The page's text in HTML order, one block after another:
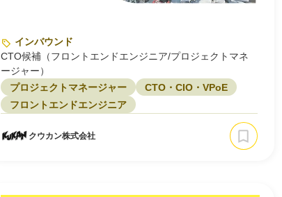
インバウンド
CTO候補（フロントエンドエンジニア/プロジェクトマネ
ージャー）
プロジェクトマネージャー
CTO・CIO・VPoE
フロントエンドエンジニア
クウカン株式会社